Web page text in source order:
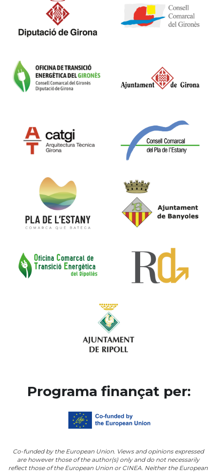
Programa finançat per:
Co-funded by the European Union. Views and opinions expressed
are however those of the author(s) only and do not necessarily
reflect those of the European Union or CINEA. Neither the European